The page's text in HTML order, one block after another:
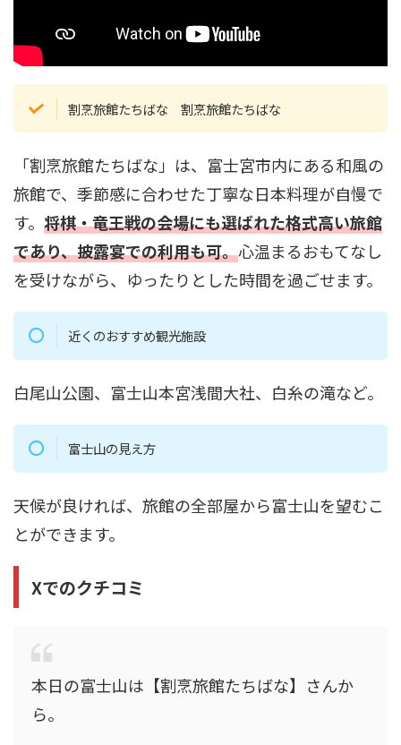
割烹旅館たちばな 割烹旅館たちばな
「割烹旅館たちばな」は、富士宮市内にある和風の
旅館で、季節感に合わせた丁寧な日本料理が自慢で
す。 将棋・竜王戦の会場にも選ばれた格式高い旅館
であり、披露宴での利用も可。心温まるおもてなし
を受けながら、ゆったりとした時間を過ごせます。
近くのおすすめ観光施設
白尾山公園、富士山本宮浅間大社、白糸の滝など。
富士山の見え方
天候が良ければ、旅館の全部屋から富士山を望むこ
とができます。
Xでのクチコミ
本日の富士山は【割烹旅館たちばな】さんか
ら。